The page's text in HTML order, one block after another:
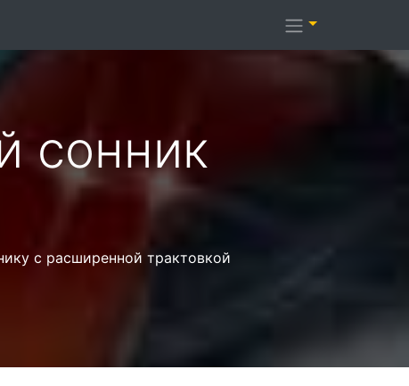
cонник
с расширенной трактовкой